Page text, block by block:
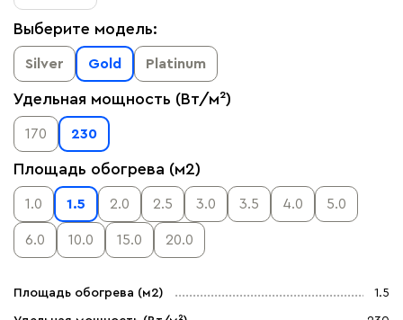
Выберите модель:
Silver Gold Platinum
Удельная мощность (Вт/м²)
170 230
Площадь обогрева (м2)
1.0 1.5 2.0 2.5 3.0 3.5 4.0 5.0
6.0 10.0 15.0 20.0
Площадь обогрева (м2) 1.5